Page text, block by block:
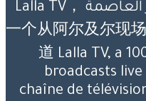
برامجها مباشرة من الجزائر العاصمة Lalla TV，
一个从阿尔及尔现
道 Lalla TV, a
broadcasts
chaîne de